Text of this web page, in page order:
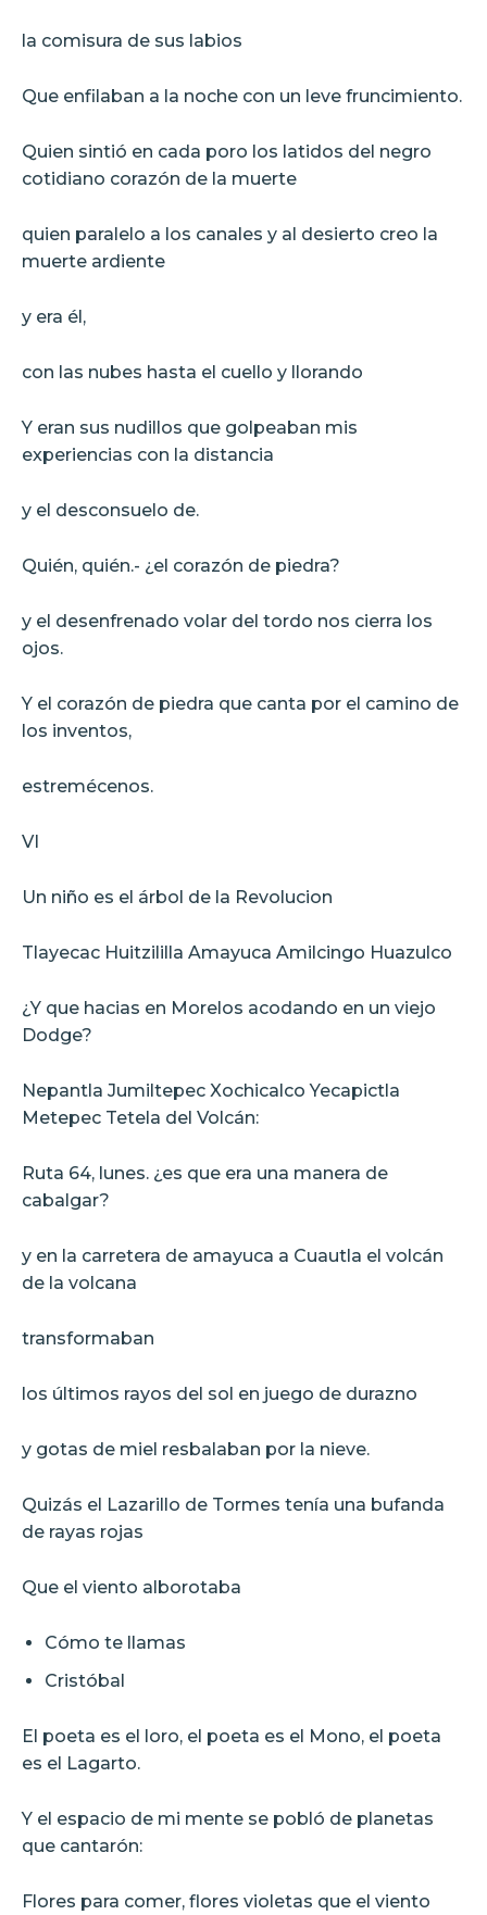
la comisura de sus labios
Que enfilaban a la noche con un leve fruncimiento.
Quien sintió en cada poro los latidos del negro
cotidiano corazón de la muerte
quien paralelo a los canales y al desierto creo la
muerte ardiente
y era él,
con las nubes hasta el cuello y llorando
Y eran sus nudillos que golpeaban mis
experiencias con la distancia
y el desconsuelo de.
Quién, quién.- ¿el corazón de piedra?
y el desenfrenado volar del tordo nos cierra los
ojos.
Y el corazón de piedra que canta por el camino de
los inventos,
estremécenos.
VI
Un niño es el árbol de la Revolucion
Tlayecac Huitzililla Amayuca Amilcingo Huazulco
¿Y que hacias en Morelos acodando en un viejo
Dodge?
Nepantla Jumiltepec Xochicalco Yecapictla
Metepec Tetela del Volcán:
Ruta 64, lunes. ¿es que era una manera de
cabalgar?
y en la carretera de amayuca a Cuautla el volcán
de la volcana
transformaban
los últimos rayos del sol en juego de durazno
y gotas de miel resbalaban por la nieve.
Quizás el Lazarillo de Tormes tenía una bufanda
de rayas rojas
Que el viento alborotaba
Cómo te llamas
Cristóbal
El poeta es el loro, el poeta es el Mono, el poeta
es el Lagarto.
Y el espacio de mi mente se pobló de planetas
que cantarón:
Flores para comer, flores violetas que el viento